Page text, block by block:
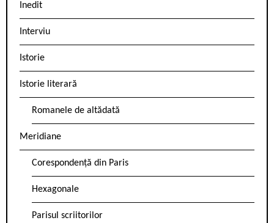
Inedit
Interviu
Istorie
Istorie literară
Romanele de altădată
Meridiane
Corespondență din Paris
Hexagonale
Parisul scriitorilor